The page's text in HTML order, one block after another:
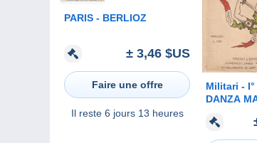
PARIS - BERLIOZ
± 3,46 $US
Faire une offre
Il reste 6 jours 13 heures
Militari - I°
DANZA
Martini -